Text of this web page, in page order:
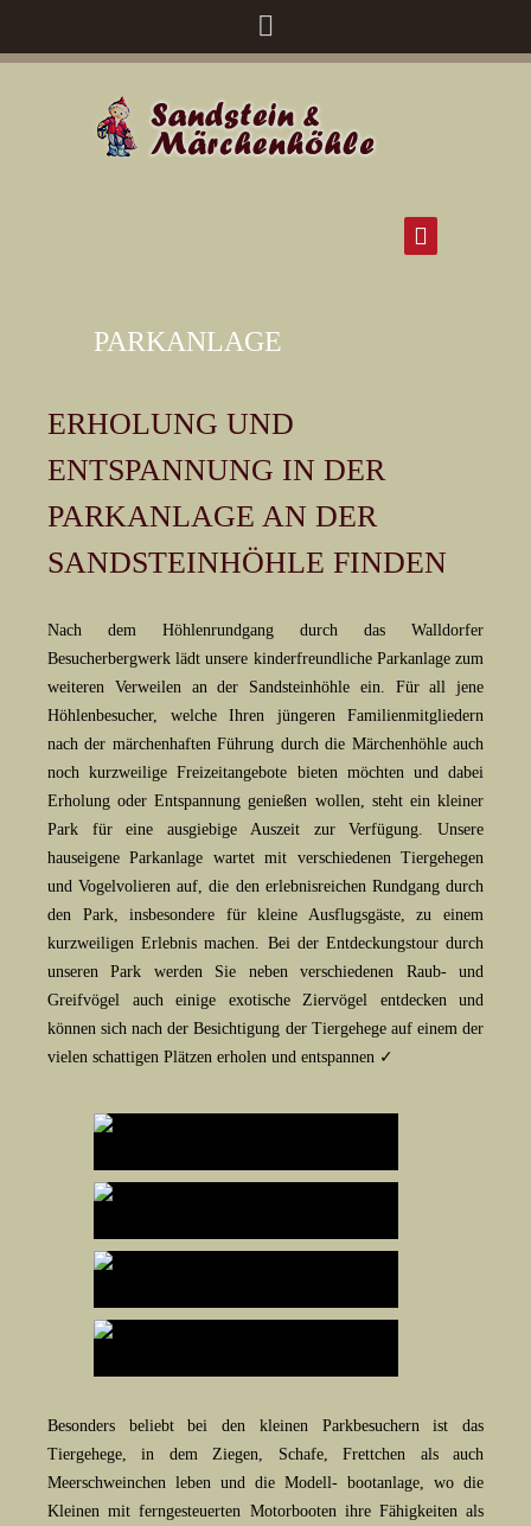
PARKANLAGE
ERHOLUNG UND
ENTSPANNUNG IN DER
PARKANLAGE AN DER
SANDSTEINHÖHLE FINDEN
Nach dem Höhlenrundgang durch das Walldorfer
Besucherbergwerk lädt unsere kinderfreundliche Parkanlage zum
weiteren Verweilen an der Sandsteinhöhle ein. Für all jene
Höhlenbesucher, welche Ihren jüngeren Familienmitgliedern
nach der märchenhaften Führung durch die Märchenhöhle auch
noch kurzweilige Freizeitangebote bieten möchten und dabei
Erholung oder Entspannung genießen wollen, steht ein kleiner
Park für eine ausgiebige Auszeit zur Verfügung. Unsere
hauseigene Parkanlage wartet mit verschiedenen Tiergehegen
und Vogelvolieren auf, die den erlebnisreichen Rundgang durch
den Park, insbesondere für kleine Ausflugsgäste, zu einem
kurzweiligen Erlebnis machen. Bei der Entdeckungstour durch
unseren Park werden Sie neben verschiedenen Raub- und
Greifvögel auch einige exotische Ziervögel entdecken und
können sich nach der Besichtigung der Tiergehege auf einem der
vielen schattigen Plätzen erholen und entspannen ✓
Besonders beliebt bei den kleinen Parkbesuchern ist das
Tiergehege, in dem Ziegen, Schafe, Frettchen als auch
Meerschweinchen leben und die Modell- bootanlage, wo die
Kleinen mit ferngesteuerten Motorbooten ihre Fähigkeiten als